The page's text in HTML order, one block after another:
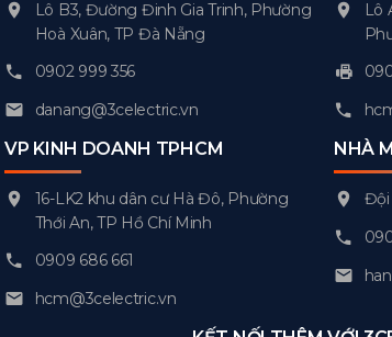
Lô B3, Đường Đinh Gia Trinh, Phường
Hoà Xuân, TP Đà Nẵng
0902 999 356
danang@3celectric.vn
VP KINH DOANH TPHCM
16-LK2 khu dân cư Hà Đô, Phường
Thới An, TP Hồ Chí Minh
0909 686 661
hcm@3celectric.vn
Lô
NHÀ
Đội